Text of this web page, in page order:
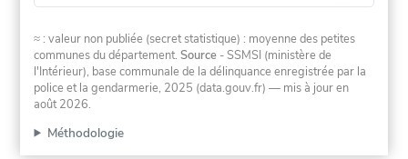
≈ : valeur non publiée (secret statistique) : moyenne des petites
communes du département.Source - SSMSI (ministère de
l'Intérieur), base communale de la délinquance enregistrée par la
police et la gendarmerie, 2025 (data.gouv.fr) — mis à jour en
août 2026.
Méthodologie